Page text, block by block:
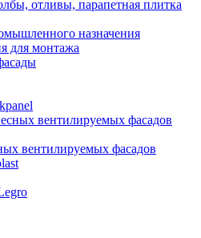
отливы, парапетная плитка
назначения
для монтажа
вентилируемых фасадов
вентилируемых фасадов